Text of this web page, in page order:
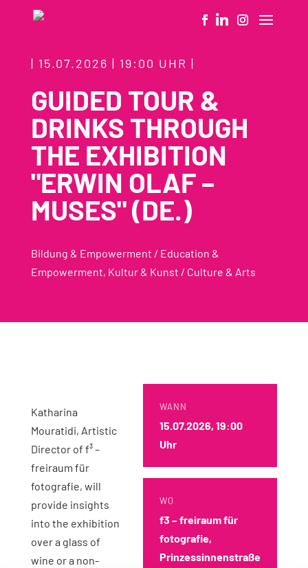
| 15.07.2026 | 19:00 UHR |
GUIDED TOUR &
DRINKS THROUGH
THE EXHIBITION
"ERWIN OLAF –
MUSES" (DE.)
Bildung & Empowerment / Education &
Empowerment, Kultur & Kunst / Culture & Arts
Katharina
Mouratidi, Artistic
Director of f³ –
freiraum für
fotografie, will
provide insights
into the exhibition
over a glass of
wine or a non-
WANN
15.07.2026, 19:00
Uhr
WO
f3 – freiraum für
fotografie,
Prinzessinnenstraße